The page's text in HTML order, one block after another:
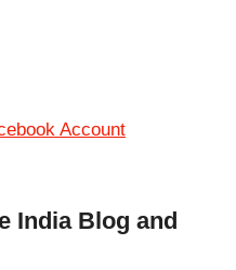
Account
India Blog and